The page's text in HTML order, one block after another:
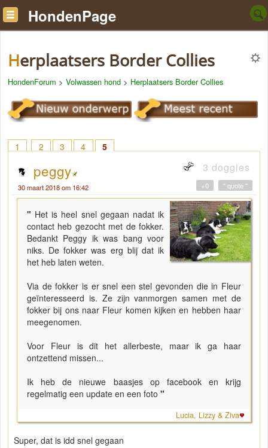
HondenPage
Herplaatsers Border Collies
HondenForum > Volwassen hond > Herplaatsers Border Collies
1 2 3 4 5
peggy 3 doggies
30 maart 2018 om 16:42 " quote "
+0
" Het is heel snel gegaan nadat ik
contact heb gezocht met de fokker.
Bedankt Peggy ik was bang voor
niks. De fokker was erg blij dat ik
het heb laten weten.
Via de fokker is er snel een stel gevonden die in Fleur
geïnteresseerd is. Ze zijn vanmorgen samen met de
fokker bij ons naar Fleur komen kijken en hebben haar
meegenomen.
Voor Fleur is dit het allerbeste, maar ik ga haar
ontzettend missen...
Ik heb de nieuwe baasjes op facebook en krijg
regelmatig een update en een foto "
Lucia, Lizzy & Ziva
Super, dat is idd snel gegaan